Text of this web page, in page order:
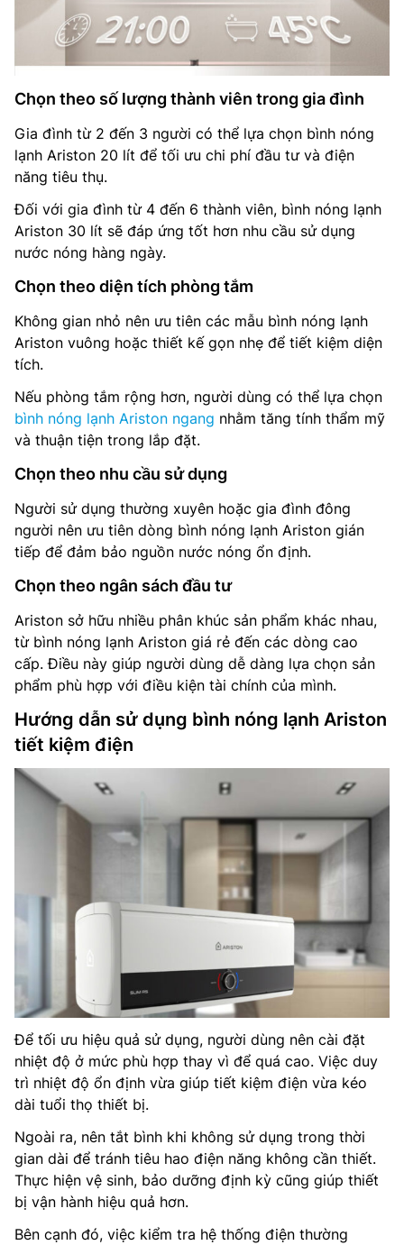
Chọn theo số lượng thành viên trong gia đình
Gia đình từ 2 đến 3 người có thể lựa chọn bình nóng
lạnh Ariston 20 lít để tối ưu chi phí đầu tư và điện
năng tiêu thụ.
Đối với gia đình từ 4 đến 6 thành viên, bình nóng lạnh
Ariston 30 lít sẽ đáp ứng tốt hơn nhu cầu sử dụng
nước nóng hàng ngày.
Chọn theo diện tích phòng tắm
Không gian nhỏ nên ưu tiên các mẫu bình nóng lạnh
Ariston vuông hoặc thiết kế gọn nhẹ để tiết kiệm diện
tích.
Nếu phòng tắm rộng hơn, người dùng có thể lựa chọn
bình nóng lạnh Ariston ngang nhằm tăng tính thẩm mỹ
và thuận tiện trong lắp đặt.
Chọn theo nhu cầu sử dụng
Người sử dụng thường xuyên hoặc gia đình đông
người nên ưu tiên dòng bình nóng lạnh Ariston gián
tiếp để đảm bảo nguồn nước nóng ổn định.
Chọn theo ngân sách đầu tư
Ariston sở hữu nhiều phân khúc sản phẩm khác nhau,
từ bình nóng lạnh Ariston giá rẻ đến các dòng cao
cấp. Điều này giúp người dùng dễ dàng lựa chọn sản
phẩm phù hợp với điều kiện tài chính của mình.
Hướng dẫn sử dụng bình nóng lạnh Ariston
tiết kiệm điện
Để tối ưu hiệu quả sử dụng, người dùng nên cài đặt
nhiệt độ ở mức phù hợp thay vì để quá cao. Việc duy
trì nhiệt độ ổn định vừa giúp tiết kiệm điện vừa kéo
dài tuổi thọ thiết bị.
Ngoài ra, nên tắt bình khi không sử dụng trong thời
gian dài để tránh tiêu hao điện năng không cần thiết.
Thực hiện vệ sinh, bảo dưỡng định kỳ cũng giúp thiết
bị vận hành hiệu quả hơn.
Bên cạnh đó, việc kiểm tra hệ thống điện thường